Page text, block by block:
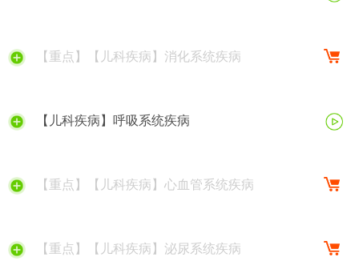
【重点】【儿科疾病】消化系统疾病
【儿科疾病】呼吸系统疾病
【重点】【儿科疾病】心血管系统疾病
【重点】【儿科疾病】泌尿系统疾病